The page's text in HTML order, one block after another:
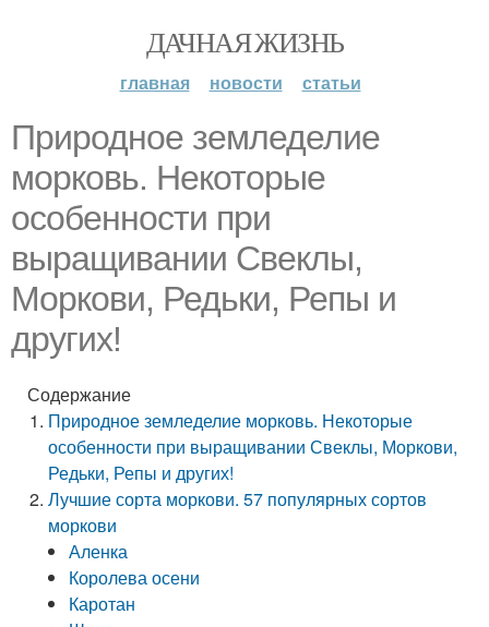
ДАЧНАЯ ЖИЗНЬ
главная новости статьи
Природное земледелие
морковь. Некоторые
особенности при
выращивании Свеклы,
Моркови, Редьки, Репы и
других!
Содержание
Природное земледелие морковь. Некоторые
особенности при выращивании Свеклы, Моркови,
Редьки, Репы и других!
Лучшие сорта моркови. 57 популярных сортов
моркови
Аленка
Королева осени
Каротан